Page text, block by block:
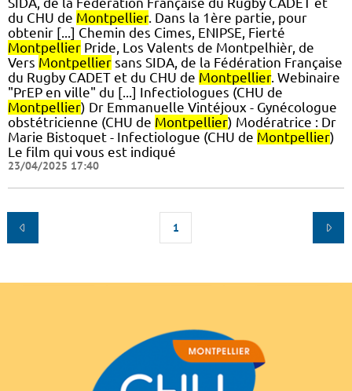
du CHU de Montpellier. Dans la 1ère partie, pour
obtenir [...] Chemin des Cimes, ENIPSE, Fierté
Montpellier Pride, Los Valents de Montpelhièr, de
Vers Montpellier sans SIDA, de la Fédération Française
du Rugby CADET et du CHU de Montpellier. Webinaire
"PrEP en ville" du [...] Infectiologues (CHU de
Montpellier) Dr Emmanuelle Vintéjoux - Gynécologue
obstétricienne (CHU de Montpellier) Modératrice : Dr
Marie Bistoquet - Infectiologue (CHU de Montpellier)
Le film qui vous est indiqué
23/04/2025 17:40
1